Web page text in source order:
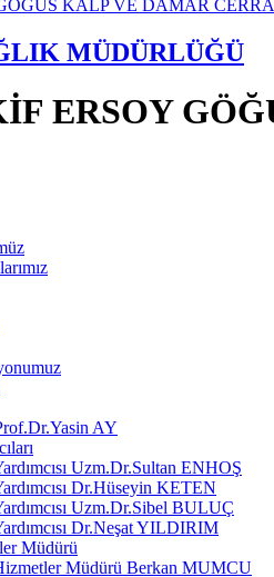
MÜDÜRLÜĞÜ
ERSOY
AY
Uzm.Dr.Sultan ENHOŞ
Dr.Hüseyin KETEN
Uzm.Dr.Sibel BULUÇ
Dr.Neşat YILDIRIM
Müdürü
Müdürü Berkan MUMCU